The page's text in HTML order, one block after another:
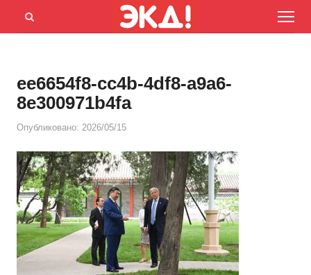
Menu
Открыть
ee6654f8-cc4b-4df8-a9a6-
8e300971b4fa
Опубликовано: 2026/05/15